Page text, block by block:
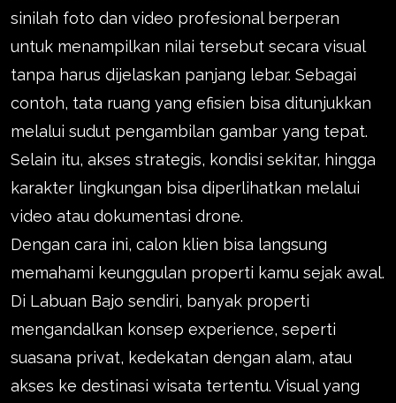
sinilah foto dan video profesional berperan
untuk menampilkan nilai tersebut secara visual
tanpa harus dijelaskan panjang lebar. Sebagai
contoh, tata ruang yang efisien bisa ditunjukkan
melalui sudut pengambilan gambar yang tepat.
Selain itu, akses strategis, kondisi sekitar, hingga
karakter lingkungan bisa diperlihatkan melalui
video atau dokumentasi drone.
Dengan cara ini, calon klien bisa langsung
memahami keunggulan properti kamu sejak awal.
Di Labuan Bajo sendiri, banyak properti
mengandalkan konsep experience, seperti
suasana privat, kedekatan dengan alam, atau
akses ke destinasi wisata tertentu. Visual yang